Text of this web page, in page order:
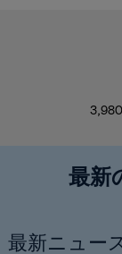
最新
最新ニュー